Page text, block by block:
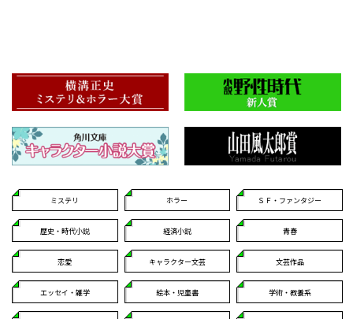
ミステリ ホラー ＳＦ・ファンタジー
歴史・時代小説 経済小説 青春
恋愛 キャラクター文芸 文芸作品
エッセイ・雑学 絵本・児童書 学術・教養系